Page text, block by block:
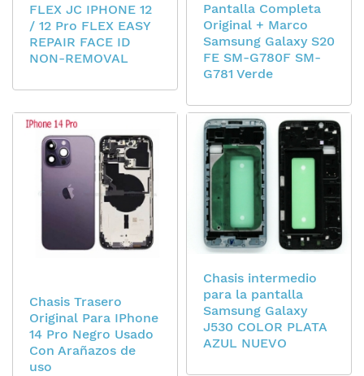
FLEX JC IPHONE 12
/ 12 Pro FLEX EASY
REPAIR FACE ID
NON-REMOVAL
Pantalla Completa
Original + Marco
Samsung Galaxy S20
FE SM-G780F SM-
G781 Verde
Chasis Trasero
Original Para IPhone
14 Pro Negro Usado
Con Arañazos de
uso
Chasis intermedio
para la pantalla
Samsung Galaxy
J530 COLOR PLATA
AZUL NUEVO